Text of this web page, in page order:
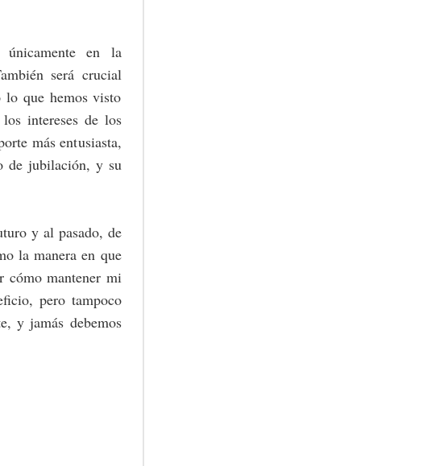
en la
será crucial
lo que hemos visto
intereses de los
más entusiasta,
de jubilación, y su
y al pasado, de
la manera en que
cómo mantener mi
pero tampoco
y jamás debemos